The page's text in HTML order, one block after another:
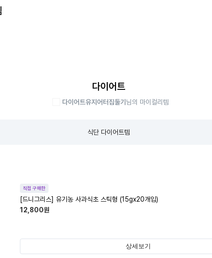
다이어트
다이어트유지어터집둘기 님의 마이컬리템
식단 다이어트템
직접 구매한
[드니그리스] 유기농 사과식초 스틱형 (15gx20개입)
12,800원
상세보기